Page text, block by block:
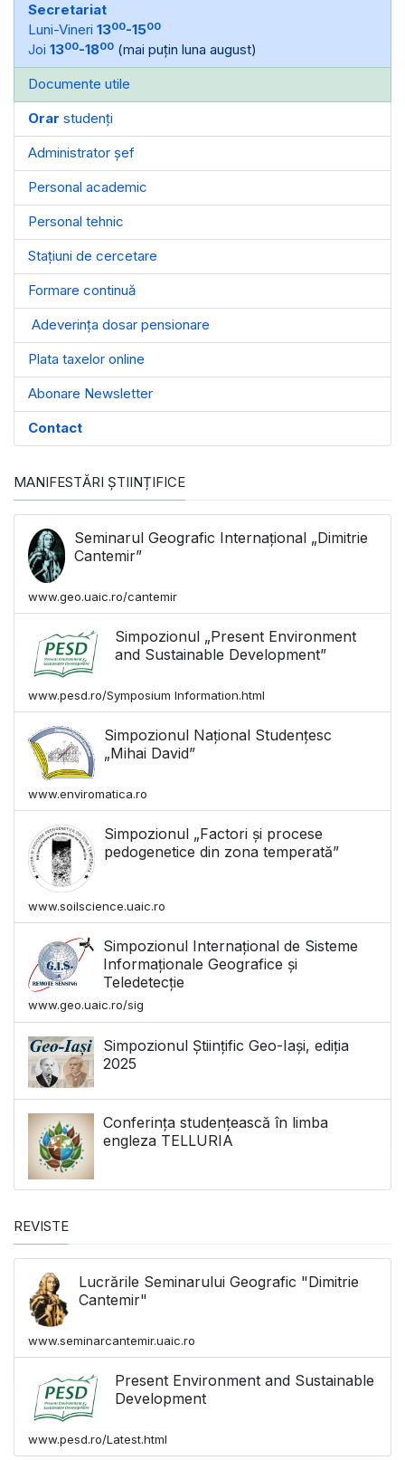
Secretariat
Luni-Vineri 1300-1500
Joi 1300-1800 (mai puțin luna august)
Documente utile
Orar studenți
Administrator șef
Personal academic
Personal tehnic
Stațiuni de cercetare
Formare continuă
Adeverința dosar pensionare
Plata taxelor online
Abonare Newsletter
Contact
MANIFESTĂRI ȘTIINȚIFICE
Seminarul Geografic Internațional „Dimitrie
Cantemir”
www.geo.uaic.ro/cantemir
Simpozionul „Present Environment
and Sustainable Development”
www.pesd.ro/Symposium Information.html
Simpozionul Național Studențesc
„Mihai David”
www.enviromatica.ro
Simpozionul „Factori și procese
pedogenetice din zona temperată”
www.soilscience.uaic.ro
Simpozionul Internațional de Sisteme
Informaționale Geografice și
Teledetecție
www.geo.uaic.ro/sig
Simpozionul Științific Geo-Iași, ediția
2025
Conferința studențească în limba
engleza TELLURIA
REVISTE
Lucrările Seminarului Geografic "Dimitrie
Cantemir"
www.seminarcantemir.uaic.ro
Present Environment and Sustainable
Development
www.pesd.ro/Latest.html